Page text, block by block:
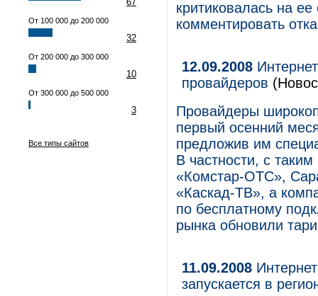
От 100 000 до 200 000
32
От 200 000 до 300 000
10
От 300 000 до 500 000
3
Все типы сайтов
критиковалась на
комментировать
12.09.2008
провайдеров
Провайдеры
первый осенний
предложив им
В частности, с
«Комстар-ОТС»,
«Каскад-ТВ», а
по бесплатному
рынка обновили
11.09.2008
запускается в